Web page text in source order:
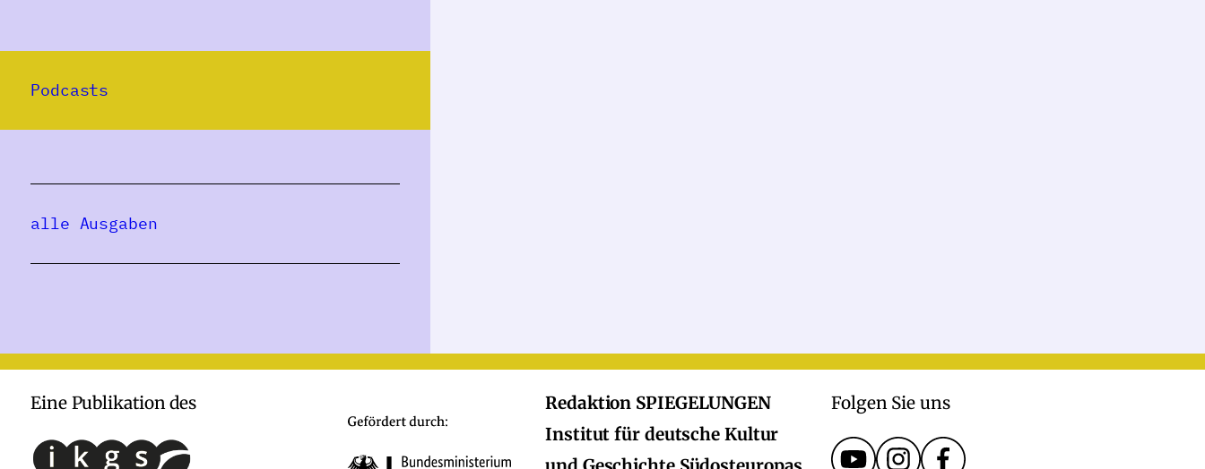
Podcasts
alle Ausgaben
Eine Publikation des
Redaktion SPIEGELUNGEN
Institut für deutsche Kultur
Folgen Sie uns